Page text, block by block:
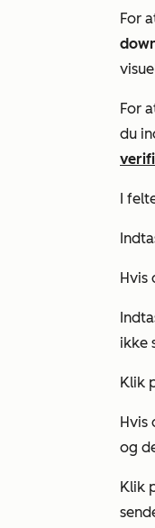
For
For
du
I
Hvis
ikke
Klik
Hvis
og
Klik